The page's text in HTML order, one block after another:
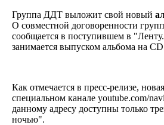
Группа ДДТ выложит свой новый
О совместной договоренности
сообщается в поступившем в
занимается выпуском альбома на
Как отмечается в пресс-релизе,
специальном канале youtube.com/
данному адресу доступны только
ночью".